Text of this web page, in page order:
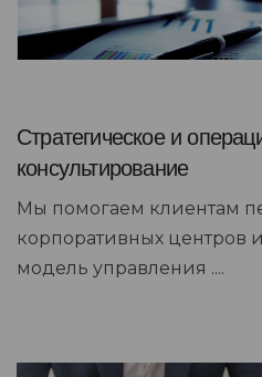
Стратегическое и
консультирование
Мы помогаем клиентам
корпоративных центров
модель управления ....